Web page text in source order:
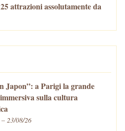
attrazioni assolutamente da
Japon”: a Parigi la grande
sulla cultura
23/08/26